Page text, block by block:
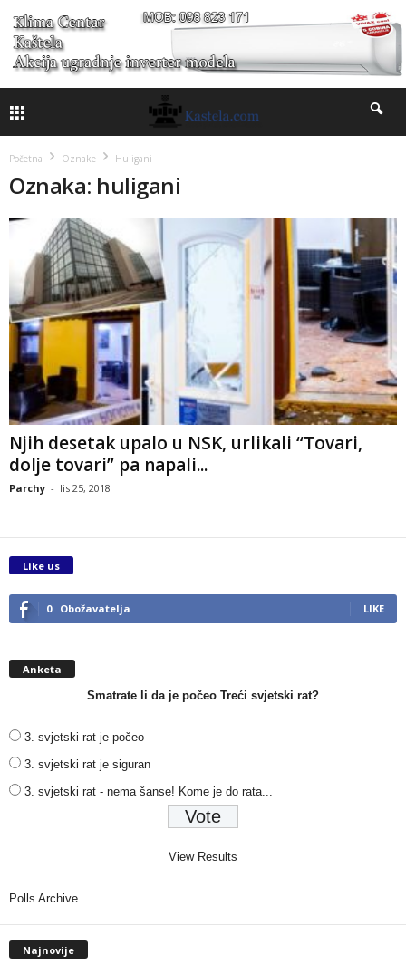
Početna Oznake Huligani
Oznaka: huligani
Njih desetak upalo u NSK, urlikali “Tovari,
dolje tovari” pa napali...
Parchy - lis 25, 2018
Like us
0 Obožavatelja LIKE
Anketa
Smatrate li da je počeo Treći svjetski rat?
3. svjetski rat je počeo
3. svjetski rat je siguran
3. svjetski rat - nema šanse! Kome je do rata...
View Results
Polls Archive
Najnovije